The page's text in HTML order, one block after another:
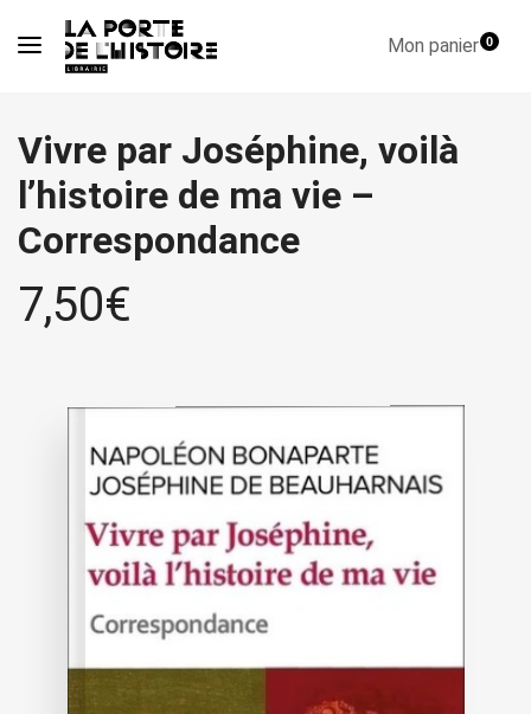
Mon panier0
Vivre par Joséphine, voilà
l’histoire de ma vie –
Correspondance
7,50€